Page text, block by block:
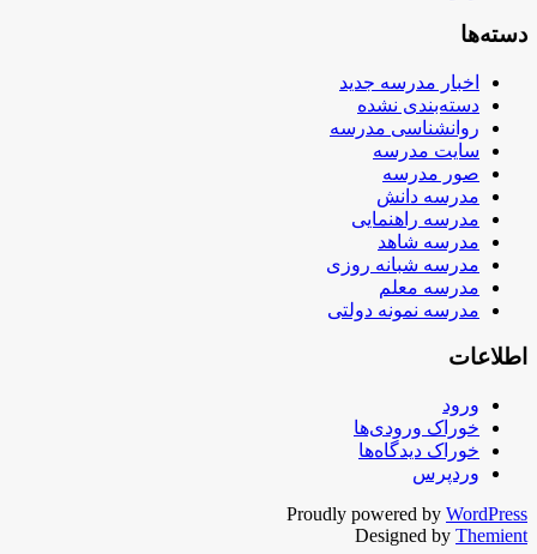
دسته‌ها
اخبار مدرسه جدید
دسته‌بندی نشده
روانشناسی مدرسه
سایت مدرسه
صور مدرسه
مدرسه دانش
مدرسه راهنمایی
مدرسه شاهد
مدرسه شبانه روزی
مدرسه معلم
مدرسه نمونه دولتی
اطلاعات
ورود
خوراک ورودی‌ها
خوراک دیدگاه‌ها
وردپرس
Proudly powered by WordPress
Designed by Themient